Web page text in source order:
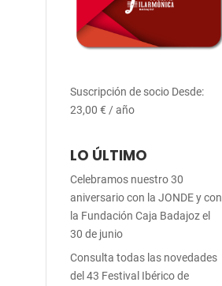
Suscripción de socio Desde:
23,00€ / año
LO ÚLTIMO
Celebramos nuestro 30
aniversario con la JONDE y con
la Fundación Caja Badajoz el
30 de junio
Consulta todas las novedades
del 43 Festival Ibérico de